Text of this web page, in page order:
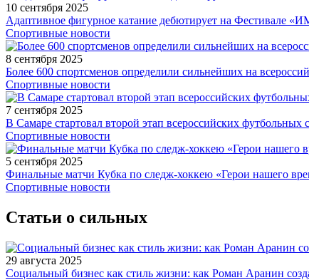
10 сентября 2025
Адаптивное фигурное катание дебютирует на Фестивале
Спортивные новости
8 сентября 2025
Более 600 спортсменов определили сильнейших на
Спортивные новости
7 сентября 2025
В Самаре стартовал второй этап всероссийских
Спортивные новости
5 сентября 2025
Финальные матчи Кубка по следж-хоккею «Герои нашего
Спортивные новости
Статьи о сильных
29 августа 2025
Социальный бизнес как стиль жизни: как Роман Аранин